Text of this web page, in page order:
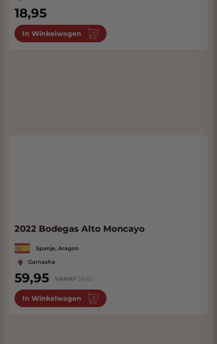
18,95
In Winkelwagen
2022 Bodegas Alto Moncayo
Spanje, Aragon
Garnacha
59,95 VANAF 56,65
In Winkelwagen